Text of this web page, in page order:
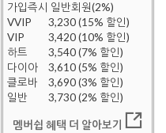
가입즉시 일반회원(2%)
VVIP
3,230 (15% 할인)
VIP
3,420 (10% 할인)
하트
3,540 (7% 할인)
다이아
3,610 (5% 할인)
클로바
3,690 (3% 할인)
일반
3,730 (2% 할인)
멤버쉽 혜택 더 알아보기